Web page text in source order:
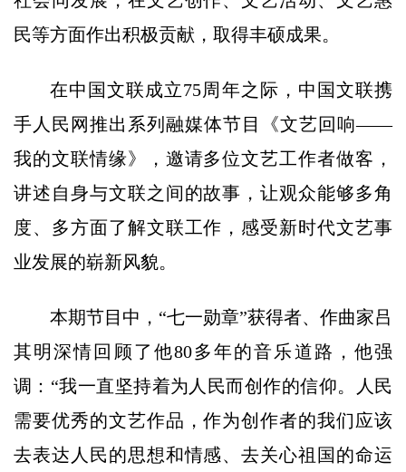
民等方面作出积极贡献，取得丰硕成果。
在中国文联成立75周年之际，中国文联携
手人民网推出系列融媒体节目《文艺回响——
我的文联情缘》，邀请多位文艺工作者做客，
讲述自身与文联之间的故事，让观众能够多角
度、多方面了解文联工作，感受新时代文艺事
业发展的崭新风貌。
本期节目中，“七一勋章”获得者、作曲家吕
其明深情回顾了他80多年的音乐道路，他强
调：“我一直坚持着为人民而创作的信仰。人民
需要优秀的文艺作品，作为创作者的我们应该
去表达人民的思想和情感、去关心祖国的命运